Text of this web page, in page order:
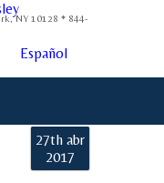
NY 10128 * 844-
Español
27th abr
2017